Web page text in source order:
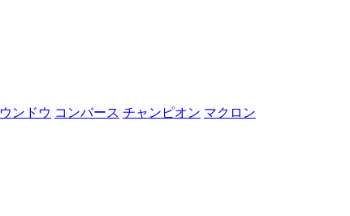
ウンドウ コンバース チャンピオン マクロン